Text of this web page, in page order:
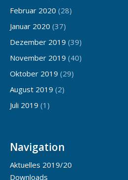
Februar 2020 (28)
Januar 2020 (37)
Dezember 2019 (39)
November 2019 (40)
Oktober 2019 (29)
August 2019 (2)
Juli 2019 (1)
Navigation
Aktuelles 2019/20
Downloads